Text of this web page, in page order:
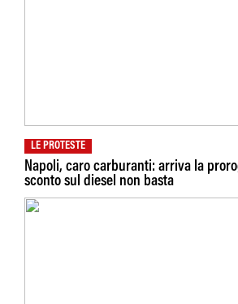
LE PROTESTE
Napoli, caro carburanti: arriva la
sconto sul diesel non basta